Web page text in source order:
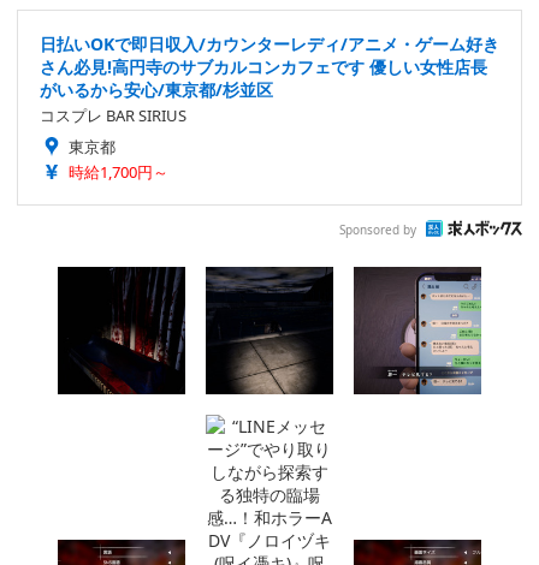
日払いOKで即日収入/カウンターレディ/アニメ・ゲーム好き
さん必見!高円寺のサブカルコンカフェです 優しい女性店長
がいるから安心/東京都/杉並区
コスプレ BAR SIRIUS
東京都
時給1,700円～
Sponsored by